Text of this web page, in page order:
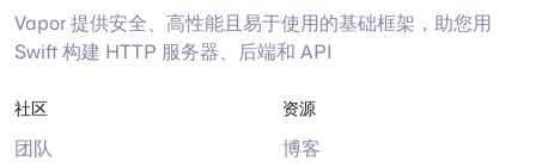
Vapor 提供安全、高性能且易于使用的基础框架，助您用
Swift 构建 HTTP 服务器、后端和 API
社区
团队
资源
博客